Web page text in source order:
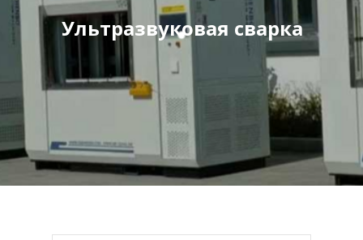
TRYOUT
МАТЕРИАЛЫ
Ультразвуковая сварка